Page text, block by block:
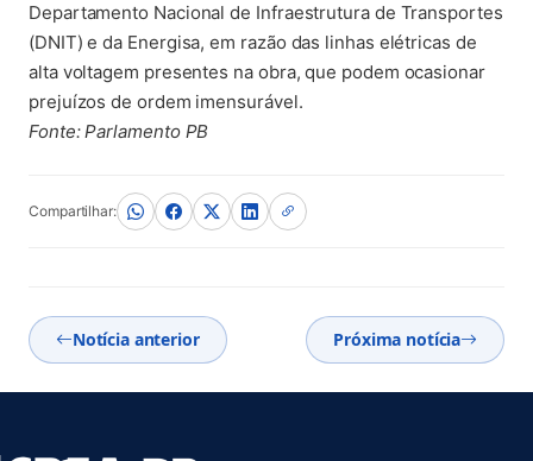
Departamento Nacional de Infraestrutura de Transportes
(DNIT) e da Energisa, em razão das linhas elétricas de
alta voltagem presentes na obra, que podem ocasionar
prejuízos de ordem imensurável.
Fonte: Parlamento PB
Compartilhar:
Notícia anterior Próxima notícia